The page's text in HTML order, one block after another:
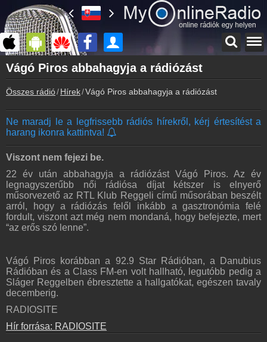
Főoldal
myonlineradio.hu
Bejelentkezés
Kapcsolat
Írj nekünk!
Partnerek
Rádió beágyazás
Ágyazd be weboldaladba
Online rádió készítés
Készítés lépésről lépésre
Vágó Piros abbahagyja a rádiózást
Összes rádió Hírek Vágó Piros abbahagyja a rádiózást
Ne maradj le a legfrissebb rádiós hírekről, kérj értesítést a
harang ikonra kattintva!
Viszont nem fejezi be.
22 év után abbahagyja a rádiózást Vágó Piros. Az év
legnagyszerűbb női rádiósa díjat kétszer is elnyerő
műsorvezető az RTL Klub Reggeli című műsorában beszélt
arról, hogy a rádiózás felől inkább a gasztronómia felé
fordult, viszont azt még nem mondaná, hogy befejezte, mert
“az erős szó lenne”.
Vágó Piros korábban a 92.9 Star Rádióban, a Danubius
Rádióban és a Class FM-en volt hallható, legutóbb pedig a
Sláger Reggelben ébresztette a hallgatókat, egészen tavaly
decemberig.
RADIOSITE
Hír forrása: RADIOSITE